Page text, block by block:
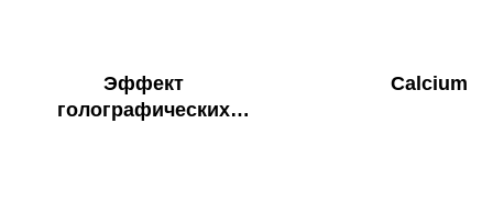
Эффект
голографических
Calcium